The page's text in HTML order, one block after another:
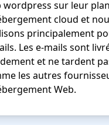
wordpress sur leur plan
cloud et
principalement
Les e-mails sont
et ne tardent
les autres
Web.